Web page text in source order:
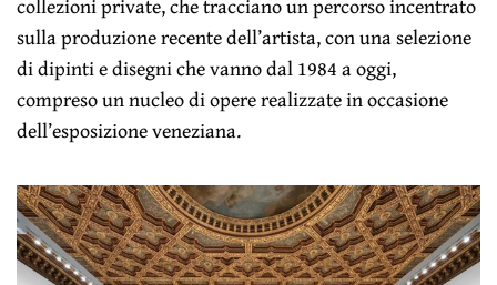
collezioni private, che tracciano un percorso incentrato
sulla produzione recente dell’artista, con una selezione
di dipinti e disegni che vanno dal 1984 a oggi,
compreso un nucleo di opere realizzate in occasione
dell’esposizione veneziana.